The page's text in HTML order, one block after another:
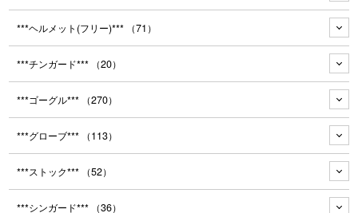
***ヘルメット(フリー)*** （71）
***チンガード*** （20）
***ゴーグル*** （270）
***グローブ*** （113）
***ストック*** （52）
***シンガード*** （36）